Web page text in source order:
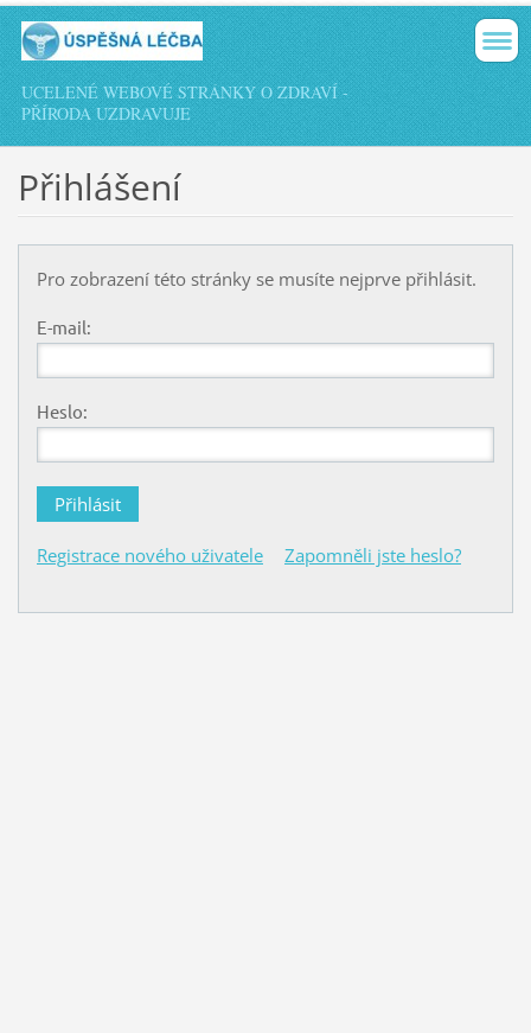
UCELENÉ WEBOVÉ STRÁNKY O ZDRAVÍ -
PŘÍRODA UZDRAVUJE
Přihlášení
Pro zobrazení této stránky se musíte nejprve přihlásit.
E-mail:
Heslo:
Registrace nového uživatele Zapomněli jste heslo?